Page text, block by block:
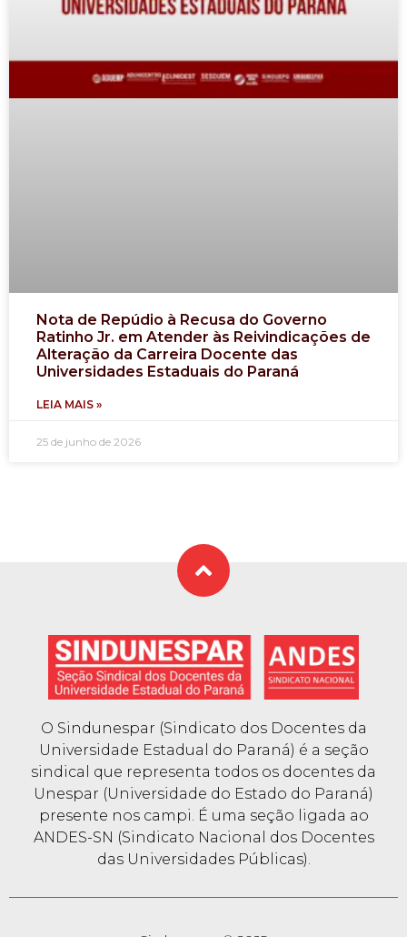
Nota de Repúdio à Recusa do Governo
Ratinho Jr. em Atender às Reivindicações de
Alteração da Carreira Docente das
Universidades Estaduais do Paraná
LEIA MAIS »
25 de junho de 2026
O Sindunespar (Sindicato dos Docentes da
Universidade Estadual do Paraná) é a seção
sindical que representa todos os docentes da
Unespar (Universidade do Estado do Paraná)
presente nos campi. É uma seção ligada ao
ANDES-SN (Sindicato Nacional dos Docentes
das Universidades Públicas).